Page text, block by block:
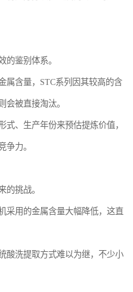
的鉴别体系。
属含量，STC系列因其较高的含
会被直接淘汰。
、生产年份来预估提炼价值，
争力。
的挑战。
采用的金属含量大幅降低，这直
酸洗提取方式难以为继，不少小